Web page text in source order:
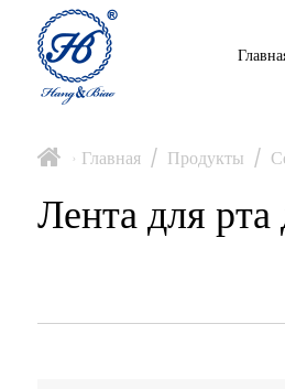
> Главная / Продукты /
Лента для рта